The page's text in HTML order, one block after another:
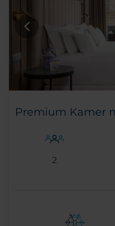
Premium Kamer
2